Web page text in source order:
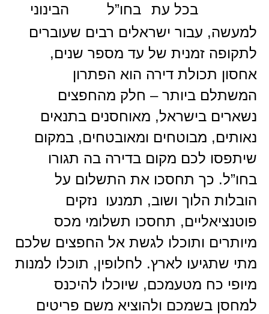
בכל עת
בחו”ל
הבינוני
למעשה, עבור ישראלים רבים שעוברים
לתקופה זמנית של עד מספר שנים,
אחסון תכולת דירה הוא הפתרון
המשתלם ביותר – חלק מהחפצים
נשארים בישראל, מאוחסנים בתנאים
נאותים, מבוטחים ומאובטחים, במקום
שיתפסו לכם מקום בדירה בה תגורו
בחו”ל. כך תחסכו את התשלום על
הובלות הלוך ושוב, תמנעו נזקים
פוטנציאליים, תחסכו תשלומי מכס
מיותרים ותוכלו לגשת אל החפצים שלכם
מתי שתגיעו לארץ. לחלופין, תוכלו למנות
מיופי כח מטעמכם, שיוכלו להיכנס
למחסן בשמכם ולהוציא משם פריטים